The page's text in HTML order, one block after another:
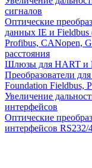
сигналов
Оптические
данных IE и Fieldbus
Profibus, CANopen,
расстояния
Шлюзы для HART и
Преобразователи
Foundation Fieldbus,
Увеличение
интерфейсов
Оптические
интерфейсов RS232/